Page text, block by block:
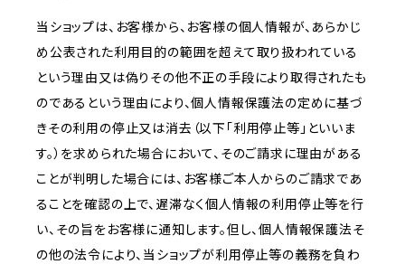
当ショップは、お客様から、お客様の個人情報が、あらかじ
め公表された利用目的の範囲を超えて取り扱われている
という理由又は偽りその他不正の手段により取得されたも
のであるという理由により、個人情報保護法の定めに基づ
きその利用の停止又は消去（以下「利用停止等」といいま
す。）を求められた場合において、そのご請求に理由がある
ことが判明した場合には、お客様ご本人からのご請求であ
ることを確認の上で、遅滞なく個人情報の利用停止等を行
い、その旨をお客様に通知します。但し、個人情報保護法そ
の他の法令により、当ショップが利用停止等の義務を負わ